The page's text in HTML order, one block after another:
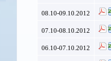
08.10-09.10.2012
07.10-08.10.2012
06.10-07.10.2012